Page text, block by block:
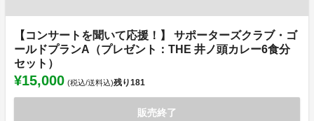
【コンサートを聞いて応援！】 サポーターズクラブ・ゴ
ールドプランA（プレゼント：THE 井ノ頭カレー6食分
セット）
¥15,000 (税込/送料込)残り181
販売終了